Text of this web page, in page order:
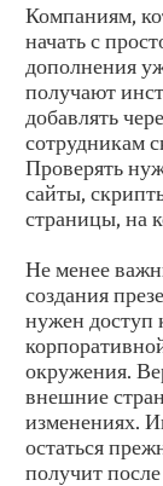
Компаниям,
начать с
дополнения
получают
добавлять
сотрудникам
Проверять
сайты,
страницы, на
Не менее
создания
нужен доступ
окружения.
внешние
изменениях.
остаться
получит